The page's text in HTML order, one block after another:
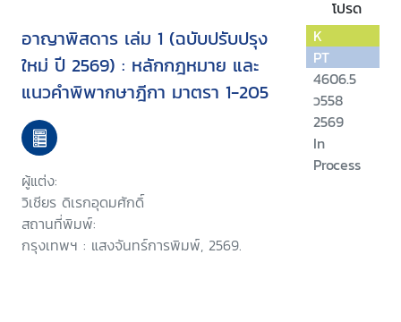
โปรด
อาญาพิสดาร เล่ม 1 (ฉบับปรับปรุง
ใหม่ ปี 2569) : หลักกฎหมาย และ
แนวคำพิพากษาฎีกา มาตรา 1-205
ผู้แต่ง:
วิเชียร ดิเรกอุดมศักดิ์
สถานที่พิมพ์:
กรุงเทพฯ : แสงจันทร์การพิมพ์, 2569.
K
PT
4606.5
ว558
2569
In
Process